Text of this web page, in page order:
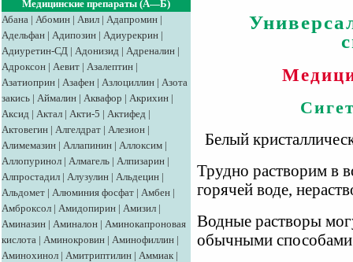
Медицинские препараты (А—Б)
Абана | Абомин | Авил | Адапромин |
Адельфан | Адипозин | Адиурекрин |
Адиуретин-СД | Адонизид | Адреналин |
Адроксон | Аевит | Азалептин |
Азатиоприн | Азафен | Азлоциллин | Азота
закись | Аймалин | Аквафор | Акрихин |
Аксид | Aктaл | Акти-5 | Актифед |
Актовегин | Алгелдрат | Алезион |
Алимемазин | Аллапинин | Аллоксим |
Аллопуринол | Алмагель | Алпизарин |
Алпростадил | Алузулин | Альдецин |
Альдомет | Алюминия фосфат | Амбен |
Амброксол | Амидопирин | Амизил |
Аминазин | Аминалон | Аминокапроновая
кислота | Аминокровин | Аминофиллин |
Аминохинол | Амитриптилин | Аммиак |
Белый
Трудно растворим в
горячей воде,
Водные растворы
обычными